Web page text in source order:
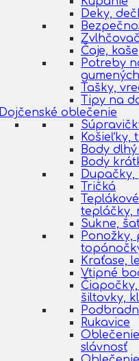
Deky,
Čaje, kaše
Potreby
Tašky,
Tipy na
Dojčenské oblečenie
Košieľky,
Body
Body
Tričká
tepláčky,
Sukne,
Ponožky,
Kraťase,
Vtipné
šiltovky,
Rukavice
slávnosť